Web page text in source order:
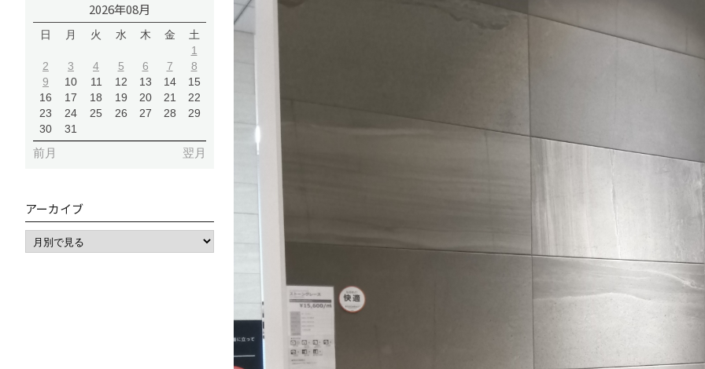
2026年08月
日 月 火 水 木 金
土
1
2
3 4 5 6 7
8
9
10 11 12 13 14
15
16
17 18 19 20 21
22
23
24 25 26 27 28
29
30
31
前月 翌月
アーカイブ